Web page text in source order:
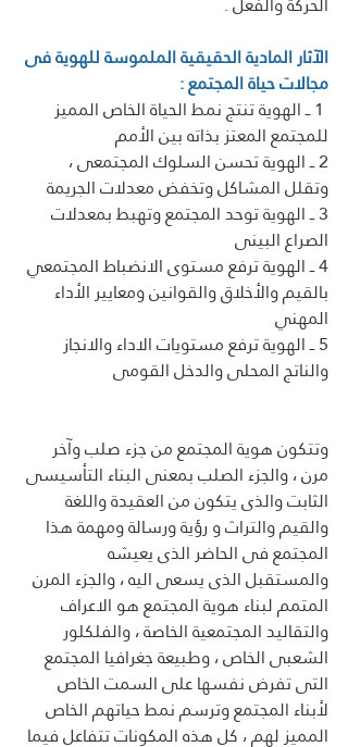
الآثار المادية الحقيقية الملموسة للهوية فى
مجالات حياة المجتمع :
1 ــ الهوية تنتج نمط الحياة الخاص المميز
للمجتمع المعتز بذاته بين الأمم
2 ــ الهوية تحسن السلوك المجتمعى ،
وتقلل المشاكل وتخفض معدلات الجريمة
3 ــ الهوية توحد المجتمع وتهبط بمعدلات
الصراع البينى
4 ــ الهوية ترفع مستوى الانضباط المجتمعي
بالقيم والأخلاق والقوانين ومعايير الأداء
المهني
5 ــ الهوية ترفع مستويات الاداء والانجاز
والناتج المحلى والدخل القومى
وتتكون هوية المجتمع من جزء صلب وآخر
مرن ، والجزء الصلب بمعنى البناء التأسيسى
الثابت والذى يتكون من العقيدة واللغة
والقيم والتراث و رؤية ورسالة ومهمة هذا
المجتمع فى الحاضر الذى يعيشه
والمستقبل الذى يسعى اليه ، والجزء المرن
المتمم لبناء هوية المجتمع هو الاعراف
والتقاليد المجتمعية الخاصة ، والفلكلور
الشعبى الخاص ، وطبيعة جغرافيا المجتمع
التى تفرض نفسها على السمت الخاص
لأبناء المجتمع وترسم نمط حياتهم الخاص
المميز لهم ، كل هذه المكونات تتفاعل فيما